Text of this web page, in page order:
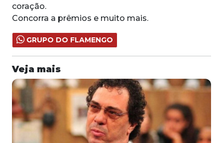
coração.
Concorra a prêmios e muito mais.
GRUPO DO FLAMENGO
Veja mais